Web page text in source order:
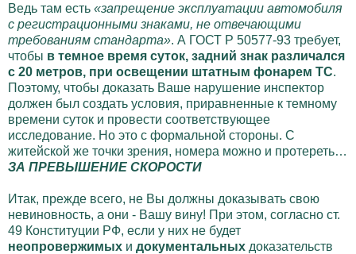
Ведь там есть «запрещение эксплуатации автомобиля
с регистрационными знаками, не отвечающими
требованиям стандарта». А ГОСТ Р 50577-93 требует,
чтобы в темное время суток, задний знак различался
с 20 метров, при освещении штатным фонарем ТС.
Поэтому, чтобы доказать Ваше нарушение инспектор
должен был создать условия, приравненные к темному
времени суток и провести соответствующее
исследование. Но это с формальной стороны. С
житейской же точки зрения, номера можно и протереть…
ЗА ПРЕВЫШЕНИЕ СКОРОСТИ
Итак, прежде всего, не Вы должны доказывать свою
невиновность, а они - Вашу вину! При этом, согласно ст.
49 Конституции РФ, если у них не будет
неопровержимых и документальных доказательств